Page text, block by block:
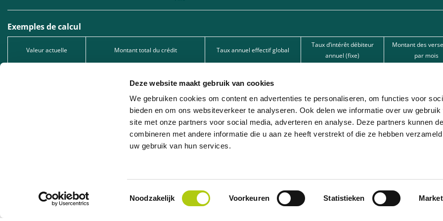
Deze website maakt gebruik van cookies
We gebruiken cookies om content en advertenties te personaliseren, om functies voor
bieden en om ons websiteverkeer te analyseren. Ook delen we informatie over uw gebruik
site met onze partners voor social media, adverteren en analyse. Deze partners kunnen
combineren met andere informatie die u aan ze heeft verstrekt of die ze hebben
uw gebruik van hun services.
Toestemmingsselectie
Noodzakelijk Voorkeuren Statistieken
Exemples de calcul
Valeur actuelle Montant total du crédit Taux annuel effectif global
Taux d’intérêt débiteur
annuel (fixe)
Montant des
par mois
2.549,00 € 15,50%
5.049,00 €
Type de crédit : Prêt à tempérament, sous réserve d’acceptation de votre demande par l’une de nos banques partenaires. Intermédiaire de crédit (agent à
1005.528.130, immatriculée auprès de la FSMA.
Leasing professionnel : Nous proposons du leasing professionnel en collaboration avec différentes sociétés de leasing partenaires. Cette option est réservée